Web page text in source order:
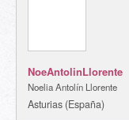
NoeAntolinLlorente
Noelia Antolín Llorente
Asturias (España)